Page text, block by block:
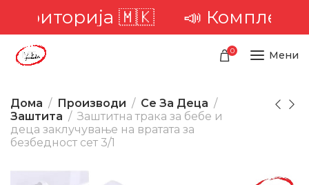
🇲🇰📣 Комплетна
0 Мени
Дома Производи
Се За Деца
Заштита
Заштитна трака за бебе и
деца заклучување на вратата за
безбедност сет 3/1